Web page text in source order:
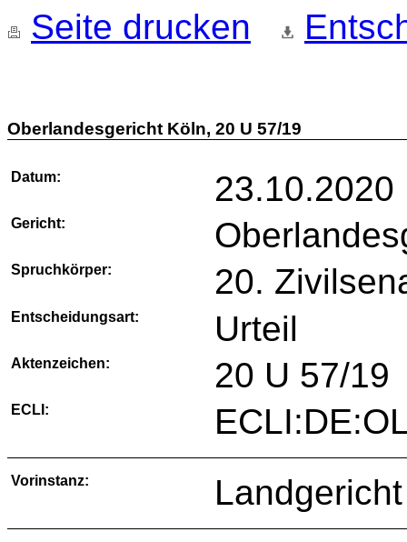
Seite drucken
Oberlandesgericht Köln, 20 U 57/19
Datum: 23.10.2020
Gericht:
Spruchkörper: 20.
Entscheidungsart: Urteil
Aktenzeichen: 20 U 57/19
ECLI:
Vorinstanz: